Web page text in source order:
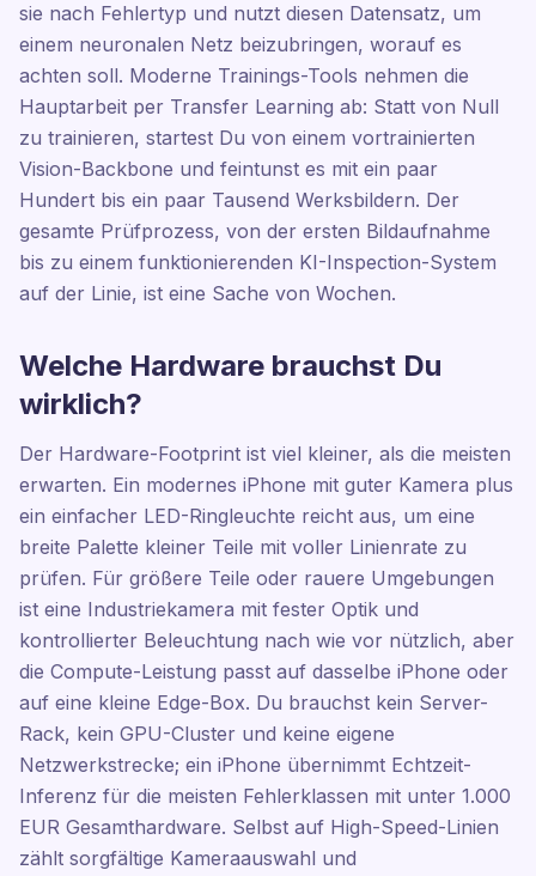
sie nach Fehlertyp und nutzt diesen Datensatz, um
einem neuronalen Netz beizubringen, worauf es
achten soll. Moderne Trainings-Tools nehmen die
Hauptarbeit per Transfer Learning ab: Statt von Null
zu trainieren, startest Du von einem vortrainierten
Vision-Backbone und feintunst es mit ein paar
Hundert bis ein paar Tausend Werksbildern. Der
gesamte Prüfprozess, von der ersten Bildaufnahme
bis zu einem funktionierenden KI-Inspection-System
auf der Linie, ist eine Sache von Wochen.
Welche Hardware brauchst Du
wirklich?
Der Hardware-Footprint ist viel kleiner, als die meisten
erwarten. Ein modernes iPhone mit guter Kamera plus
ein einfacher LED-Ringleuchte reicht aus, um eine
breite Palette kleiner Teile mit voller Linienrate zu
prüfen. Für größere Teile oder rauere Umgebungen
ist eine Industriekamera mit fester Optik und
kontrollierter Beleuchtung nach wie vor nützlich, aber
die Compute-Leistung passt auf dasselbe iPhone oder
auf eine kleine Edge-Box. Du brauchst kein Server-
Rack, kein GPU-Cluster und keine eigene
Netzwerkstrecke; ein iPhone übernimmt Echtzeit-
Inferenz für die meisten Fehlerklassen mit unter 1.000
EUR Gesamthardware. Selbst auf High-Speed-Linien
zählt sorgfältige Kameraauswahl und